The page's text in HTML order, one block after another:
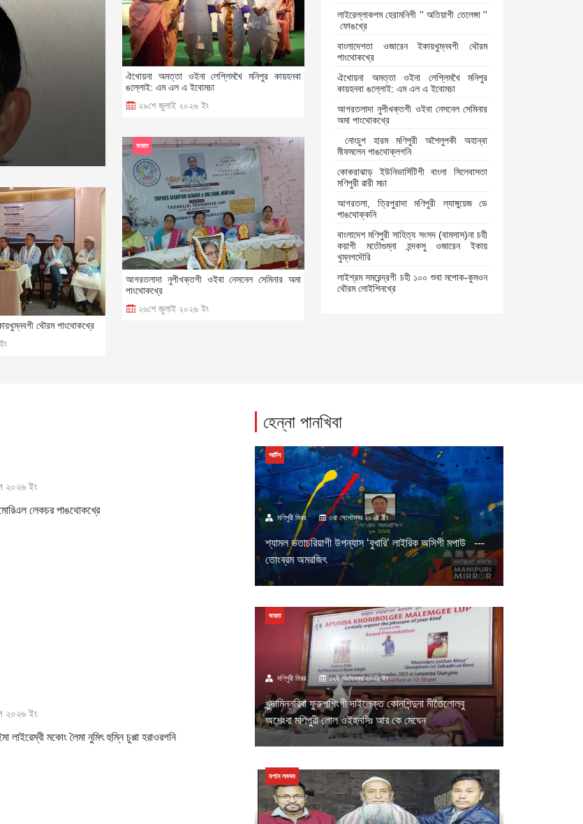
থৌরম পাংথোকখ্রে
ঐখোয়না অমত্তা ওইনা লেপ্লিমখৈ মনিপুর কায়হনবা
ঙল্লোই: এম এল এ ইবোমচা
২৯শে জুলাই ২০২৬ ইং
আগরতলাদা নুপীখক্তগী ওইবা নেসনেল সেমিনার অমা
পাংথোকখ্রে
২৬শে জুলাই ২০২৬ ইং
ভারত
লাইরেল্লাকপম হেরামনিগী '' অতিয়াগী তেলেঙ্গা ''
ফোঙখ্রে
বাংলাদেশতা ওজারেন ইকায়খুম্নবগী থৌরম
পাংথোকখ্রে
ঐখোয়না অমত্তা ওইনা লেপ্লিমখৈ মনিপুর
কায়হনবা ঙল্লোই: এম এল এ ইবোমচা
আগরতলাদা নুপীখক্তগী ওইবা নেসনেল সেমিনার
অমা পাংথোকখ্রে
নোংচুপ হারম মণিপুরী অশৈলুপকী অহান্বা
মীফমলেন পাঙথোক্লগনি
কোকরাঝাড় ইউনিভার্সিটিগী বাংলা সিলেবাসতা
মণিপুরী ৱারী মচা
আগরতলা, ত্রিপুরাদা মণিপুরী ল্যাঙ্গুয়েজ ডে
পাঙথোক্কনি
বাংলাদেশ মণিপুরী সাহিত্য সংসদ (বামসাস)না চহী
কয়াগী মতৌগুম্না হন্দকসু ওজারেন ইকায়
খুম্নগদৌরি
লাইশ্রম সমরেন্দ্রগী চহী ১০০ শুবা মপোক-কুমওন
থৌরম লোইশিনখ্রে
২০২৬ ইং
লেকচর পাঙথোকখ্রে
২০২৬ ইং
লাইরেম্বী মকোং লৈমা নুমিৎ হুম্নি চুপ্পা হরাওরগনি
হেন্না পানখিবা
মণিপুরী মিরর ৩রা সেপ্টেম্বর ২০২৫ ইং
শ্যামল ভতাচরিয়াগী উপন্যাস ‘বুখারি’ লাইরিক অসিগী মপাউ ---
তোংব্রম অমরজিৎ
আর্টস
মণিপুরী মিরর ১২ই ডিসেম্বর ২০২২ ইং
খুন্দামিন্নরিবা ফুরুপশিংগী দাইলেক্ত কোনশিন্দুনা মীতৈলোলবু
অশেংবা মণিপুরী লোল ওইহনসিঃ আর কে মেঘেন
ভারত
মপান লমদম